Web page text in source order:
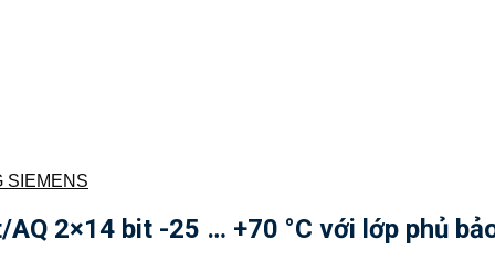
SIEMENS
2×14 bit -25 … +70 °C với lớp phủ